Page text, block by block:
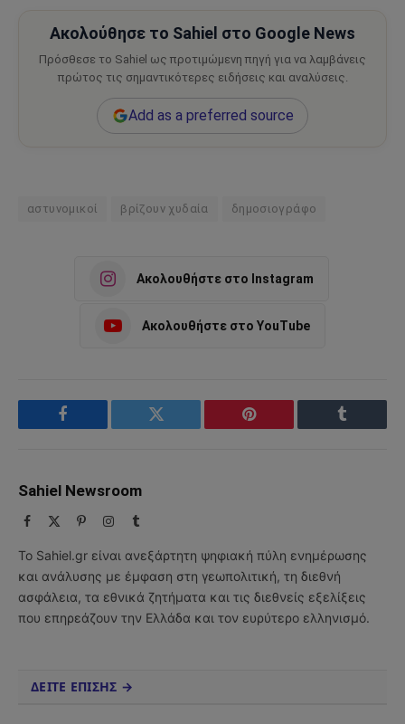
Ακολούθησε το Sahiel στο Google News
Πρόσθεσε το Sahiel ως προτιμώμενη πηγή για να λαμβάνεις
πρώτος τις σημαντικότερες ειδήσεις και αναλύσεις.
Add as a preferred source
αστυνομικοί βρίζουν χυδαία δημοσιογράφο
Ακολουθήστε στο Instagram
Ακολουθήστε στο YouTube
Facebook Twitter Pinterest Tumblr
Sahiel Newsroom
Facebook PinterestInstagram
Tumblr
Το Sahiel.gr είναι ανεξάρτητη ψηφιακή πύλη ενημέρωσης
και ανάλυσης με έμφαση στη γεωπολιτική, τη διεθνή
ασφάλεια, τα εθνικά ζητήματα και τις διεθνείς εξελίξεις
που επηρεάζουν την Ελλάδα και τον ευρύτερο ελληνισμό.
ΔΕΙΤΕ ΕΠΙΣΗΣ →